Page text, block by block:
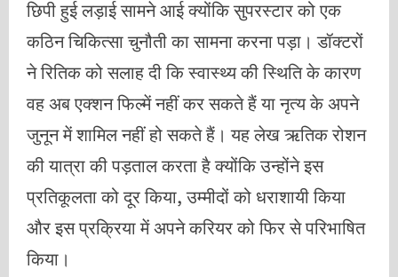
छिपी हुई लड़ाई सामने आई क्योंकि सुपरस्टार को एक
कठिन चिकित्सा चुनौती का सामना करना पड़ा। डॉक्टरों
ने रितिक को सलाह दी कि स्वास्थ्य की स्थिति के कारण
वह अब एक्शन फिल्में नहीं कर सकते हैं या नृत्य के अपने
जुनून में शामिल नहीं हो सकते हैं। यह लेख ऋतिक रोशन
की यात्रा की पड़ताल करता है क्योंकि उन्होंने इस
प्रतिकूलता को दूर किया, उम्मीदों को धराशायी किया
और इस प्रक्रिया में अपने करियर को फिर से परिभाषित
किया।